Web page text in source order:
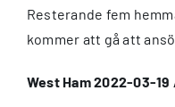
Resterande fem
kommer att gå att
West Ham 2022-03-19